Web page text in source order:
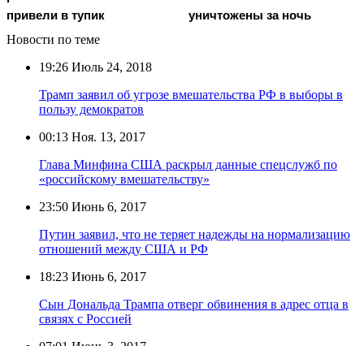
привели в тупик
уничтожены за ночь
Новости по теме
19:26 Июль 24, 2018
Трамп заявил об угрозе вмешательства РФ в выборы в
пользу демократов
00:13 Ноя. 13, 2017
Глава Минфина США раскрыл данные спецслужб по
«российскому вмешательству»
23:50 Июнь 6, 2017
Путин заявил, что не теряет надежды на нормализацию
отношений между США и РФ
18:23 Июнь 6, 2017
Сын Дональда Трампа отверг обвинения в адрес отца в
связях с Россией